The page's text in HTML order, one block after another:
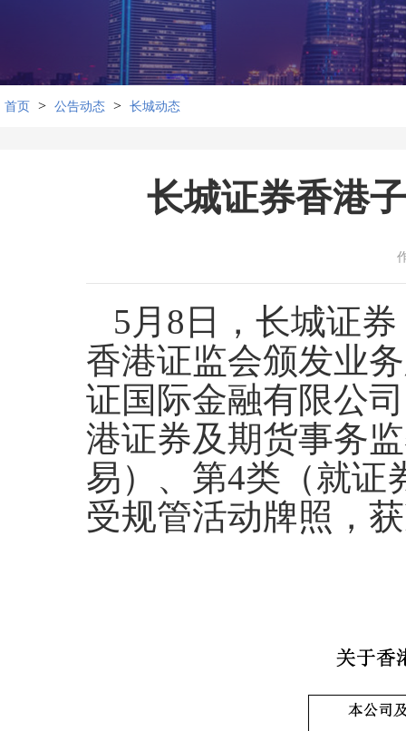
首页 > 公告动态 > 长城动态
长城证券香港
5月8日，长城证
香港证监会颁发业
证国际金融有限公
港证券及期货事务
易）、第4类（就证
受规管活动牌照，